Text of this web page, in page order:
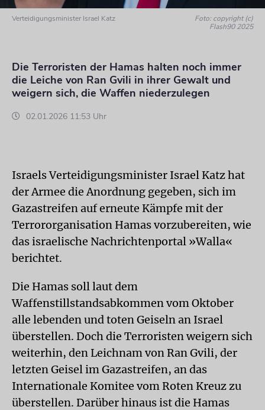
Verteidigungsminister Israel Katz
Foto: copyright (c)
Flash90 2025
Die Terroristen der Hamas halten noch immer
die Leiche von Ran Gvili in ihrer Gewalt und
weigern sich, die Waffen niederzulegen
02.01.2026 11:53 Uhr
Israels Verteidigungsminister Israel Katz hat
der Armee die Anordnung gegeben, sich im
Gazastreifen auf erneute Kämpfe mit der
Terrororganisation Hamas vorzubereiten, wie
das israelische Nachrichtenportal »Walla«
berichtet.
Die Hamas soll laut dem
Waffenstillstandsabkommen vom Oktober
alle lebenden und toten Geiseln an Israel
überstellen. Doch die Terroristen weigern sich
weiterhin, den Leichnam von Ran Gvili, der
letzten Geisel im Gazastreifen, an das
Internationale Komitee vom Roten Kreuz zu
überstellen. Darüber hinaus ist die Hamas